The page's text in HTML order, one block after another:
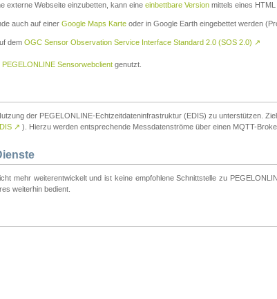
externe Webseite einzubetten, kann eine einbettbare Version mittels eines HTML
auch auf einer Google Maps Karte oder in Google Earth eingebettet werden
dem OGC Sensor Observation Service Interface Standard 2.0 (SOS 2.0) ↗
PEGELONLINE Sensorwebclient genutzt.
der PEGELONLINE-Echtzeitdateninfrastruktur (EDIS) zu unterstützen.
↗ ). Hierzu werden entsprechende Messdatenströme über einen MQTT-
mehr weiterentwickelt und ist keine empfohlene Schnittstelle zu
weiterhin bedient.